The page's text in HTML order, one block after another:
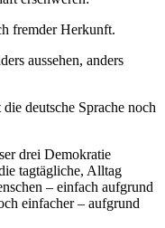
fremder Herkunft.
aussehen, anders
deutsche Sprache noch
drei Demokratie
tagtägliche, Alltag
– einfach aufgrund
einfacher – aufgrund